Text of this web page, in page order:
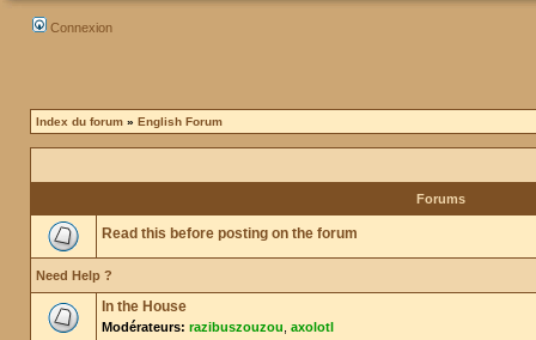
Connexion
Index du forum » English Forum
Forums
Read this before posting on the forum
Need Help ?
In the House
Modérateurs: razibuszouzou axolotl